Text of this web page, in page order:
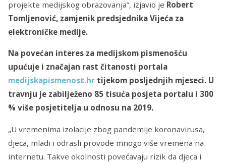
projekte medijskog obrazovanja”, izjavio je Robert
Tomljenović, zamjenik predsjednika Vijeća za
elektroničke medije.
Na povećan interes za medijskom pismenošću
upućuje i značajan rast čitanosti portala
medijskapismenost.hr tijekom posljednjih mjeseci. U
travnju je zabilježeno 85 tisuća posjeta portalu i 300
% više posjetitelja u odnosu na 2019.
„U vremenima izolacije zbog pandemije koronavirusa,
djeca, mladi i odrasli provode mnogo više vremena na
internetu. Takve okolnosti povećavaju rizik da djeca i